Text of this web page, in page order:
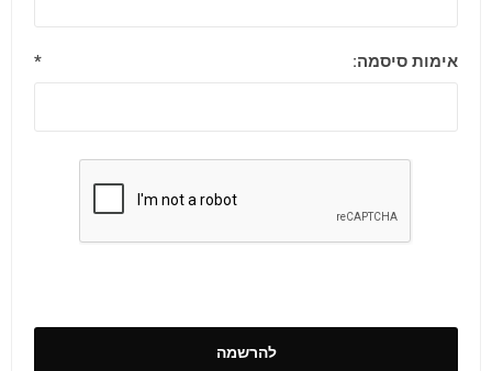
אימות סיסמה: *
להרשמה